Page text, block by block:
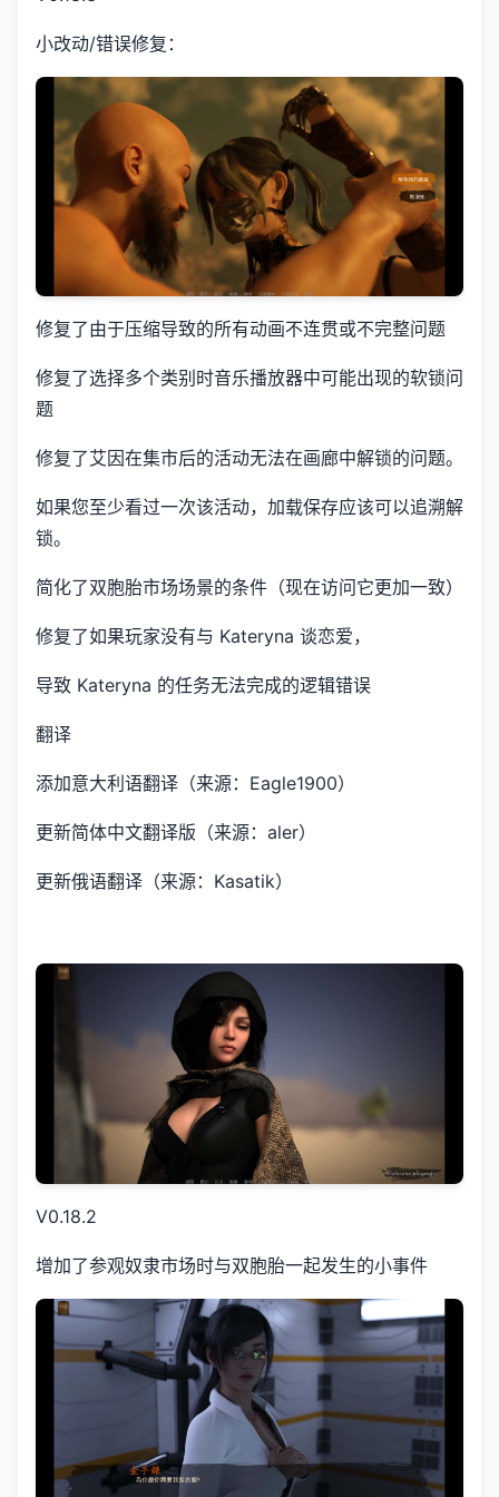
小改动/错误修复：
修复了由于压缩导致的所有动画不连贯或不完整问题
修复了选择多个类别时音乐播放器中可能出现的软锁问
题
修复了艾因在集市后的活动无法在画廊中解锁的问题。
如果您至少看过一次该活动，加载保存应该可以追溯解
锁。
简化了双胞胎市场场景的条件（现在访问它更加一致）
修复了如果玩家没有与 Kateryna 谈恋爱，
导致 Kateryna 的任务无法完成的逻辑错误
翻译
添加意大利语翻译（来源：Eagle1900）
更新简体中文翻译版（来源：aler）
更新俄语翻译（来源：Kasatik）
V0.18.2
增加了参观奴隶市场时与双胞胎一起发生的小事件